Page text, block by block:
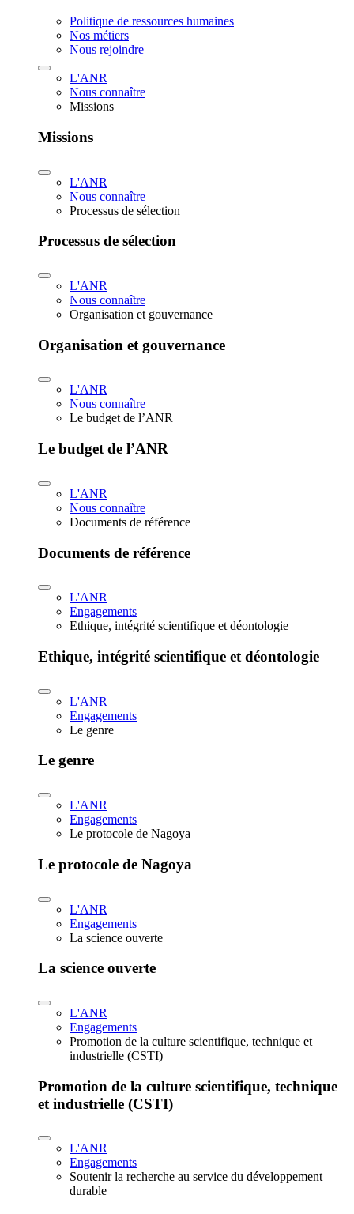
Politique de ressources humaines
Nos métiers
Nous rejoindre
L'ANR
Nous connaître
Missions
Missions
L'ANR
Nous connaître
Processus de sélection
Processus de sélection
L'ANR
Nous connaître
Organisation et gouvernance
Organisation et gouvernance
L'ANR
Nous connaître
Le budget de l’ANR
Le budget de l’ANR
L'ANR
Nous connaître
Documents de référence
Documents de référence
L'ANR
Engagements
Ethique, intégrité scientifique et déontologie
Ethique, intégrité scientifique et déontologie
L'ANR
Engagements
Le genre
Le genre
L'ANR
Engagements
Le protocole de Nagoya
Le protocole de Nagoya
L'ANR
Engagements
La science ouverte
La science ouverte
L'ANR
Engagements
Promotion de la culture scientifique, technique et
industrielle (CSTI)
Promotion de la culture scientifique, technique
et industrielle (CSTI)
L'ANR
Engagements
Soutenir la recherche au service du développement
durable